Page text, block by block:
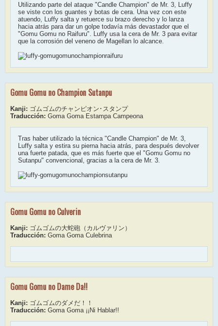
Utilizando parte del ataque "Candle Champion" de Mr. 3, Luffy
se viste con los guantes y botas de cera. Una vez con este
atuendo, Luffy salta y retuerce su brazo derecho y lo lanza
hacia atrás para dar un golpe todavía más devastador que el
"Gomu Gomu no Raifuru". Luffy usa la cera de Mr. 3 para evitar
que la corrosión del veneno de Magellan lo alcance.
Gomu Gomu no Champion Sutanpu
Kanji: ゴムゴムのチャンピオン･スタンプ
Traducción: Goma Goma Estampa Campeona
Tras haber utilizado la técnica "Candle Champion" de Mr. 3,
Luffy salta y estira su pierna hacia atrás, para después devolver
una fuerte patada, que es más fuerte que el "Gomu Gomu no
Sutanpu" convencional, gracias a la cera de Mr. 3.
Gomu Gomu no Culverin
Kanji: ゴムゴムの大蛇砲（カルヴァリン）
Traducción: Goma Goma Culebrina
Gomu Gomu no Dame Da!!
Kanji: ゴムゴムのダメだ！！
Traducción: Goma Goma ¡¡Ni Hablar!!